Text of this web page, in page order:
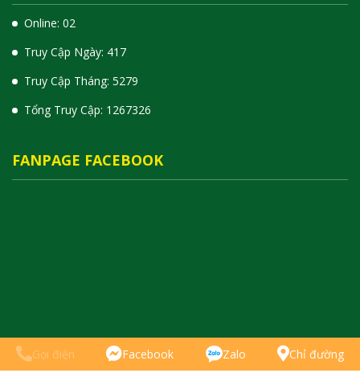
Online: 02
Truy Cập Ngày: 417
Truy Cập Tháng: 5279
Tổng Truy Cập: 1 267326
FANPAGE FACEBOOK
© Bản quyền thuộc về Thanh Ly Do Cu Le Sai Gon.
Gọi điện Facebook Zalo Chỉ đường